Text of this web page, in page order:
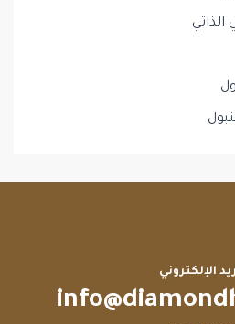
الإلكتروني